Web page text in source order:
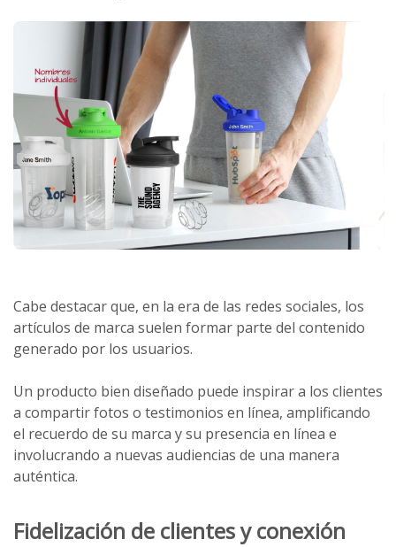
Cabe destacar que, en la era de las redes sociales, los
artículos de marca suelen formar parte del contenido
generado por los usuarios.
Un producto bien diseñado puede inspirar a los clientes
a compartir fotos o testimonios en línea, amplificando
el recuerdo de su marca y su presencia en línea e
involucrando a nuevas audiencias de una manera
auténtica.
Fidelización de clientes y conexión